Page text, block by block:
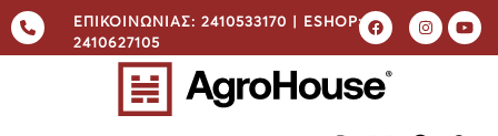
ΕΠΙΚΟΙΝΩΝΙΑΣ: 2410533170 | ESHOP:
2410627105